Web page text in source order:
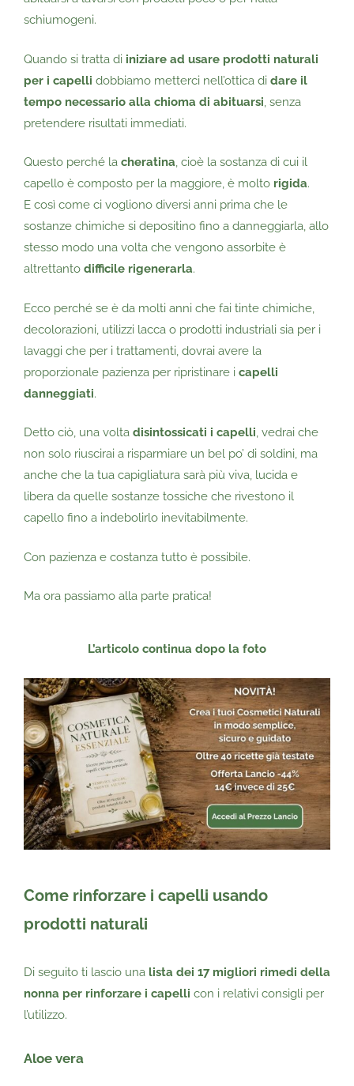
schiumogeni.
Quando si tratta di iniziare ad usare prodotti naturali
per i capelli dobbiamo metterci nell’ottica di dare il
tempo necessario alla chioma di abituarsi , senza
pretendere risultati immediati.
Questo perché la cheratina, cioè la sostanza di cui il
capello è composto per la maggiore, è molto rigida.
E così come ci vogliono diversi anni prima che le
sostanze chimiche si depositino fino a danneggiarla, allo
stesso modo una volta che vengono assorbite è
altrettanto difficile rigenerarla.
Ecco perché se è da molti anni che fai tinte chimiche,
decolorazioni, utilizzi lacca o prodotti industriali sia per i
lavaggi che per i trattamenti, dovrai avere la
proporzionale pazienza per ripristinare i capelli
danneggiati.
Detto ciò, una volta disintossicati i capelli, vedrai che
non solo riuscirai a risparmiare un bel po’ di soldini, ma
anche che la tua capigliatura sarà più viva, lucida e
libera da quelle sostanze tossiche che rivestono il
capello fino a indebolirlo inevitabilmente.
Con pazienza e costanza tutto è possibile.
Ma ora passiamo alla parte pratica!
L’articolo continua dopo la foto
Come rinforzare i capelli usando
prodotti naturali
Di seguito ti lascio una lista dei 17 migliori rimedi della
nonna per rinforzare i capelli con i relativi consigli per
l’utilizzo.
Aloe vera